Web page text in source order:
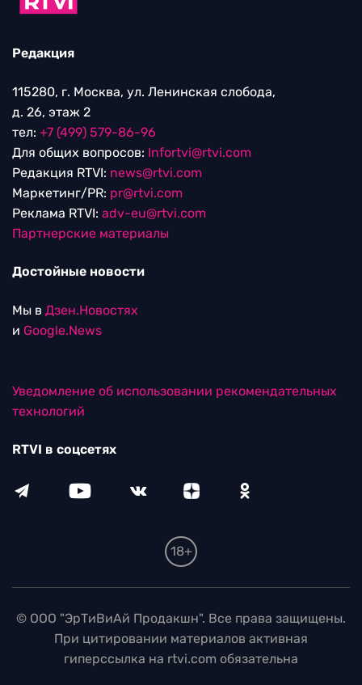
Редакция
115280, г. Москва, ул. Ленинская слобода,
д. 26, этаж 2
тел: +7 (499) 579-86-96
Для общих вопросов: Infortvi@rtvi.com
Редакция RTVI: news@rtvi.com
Маркетинг/PR: pr@rtvi.com
Реклама RTVI: adv-eu@rtvi.com
Партнерские материалы
Достойные новости
Мы в Дзен.Новостях
и Google.News
Уведомление об использовании рекомендательных
технологий
RTVI в соцсетях
18+
© ООО "ЭрТиВиАй Продакшн". Все права защищены.
При цитировании материалов активная
гиперссылка на rtvi.com обязательна